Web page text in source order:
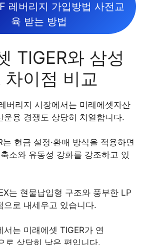
레버리지 가입방법 사전교
육 받는 방법
TIGER와 삼성
차이점 비교
버리지 시장에서는 미래에셋자산
운용 경쟁도 상당히 치열합니다.
는 현금 설정·환매 방식을 적용하면
소와 유동성 강화를 강조하고 있
는 현물납입형 구조와 풍부한 LP
으로 내세우고 있습니다.
서는 미래에셋 TIGER가 연
로 상당히 낮은 편입니다.